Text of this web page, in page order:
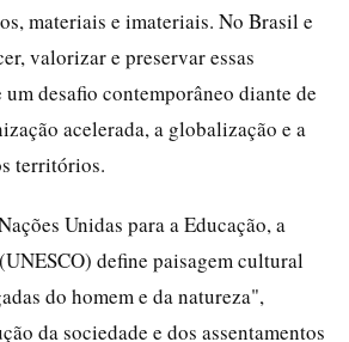
materiais e imateriais. No Brasil e
valorizar e preservar essas
desafio contemporâneo diante de
acelerada, a globalização e a
territórios.
Unidas para a Educação, a
define paisagem cultural
do homem e da natureza",
da sociedade e dos assentamentos